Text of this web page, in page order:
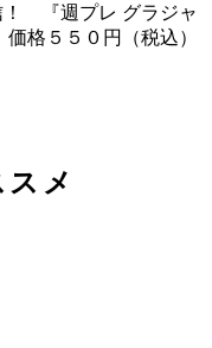
！ 『週プレ グラジャ
格５５０円（税込）
メ